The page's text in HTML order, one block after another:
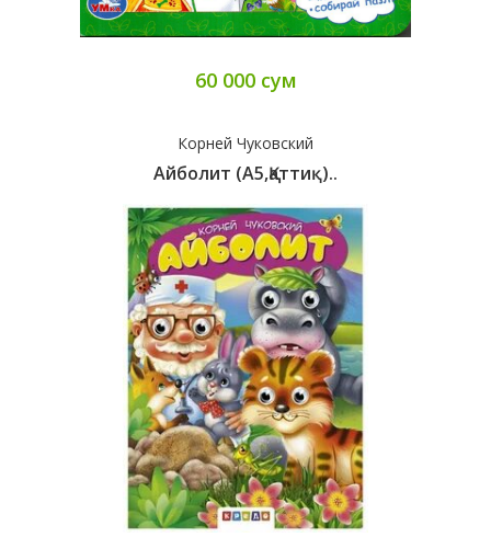
60 000 сум
Корней Чуковский
Айболит (A5,қаттиқ)..